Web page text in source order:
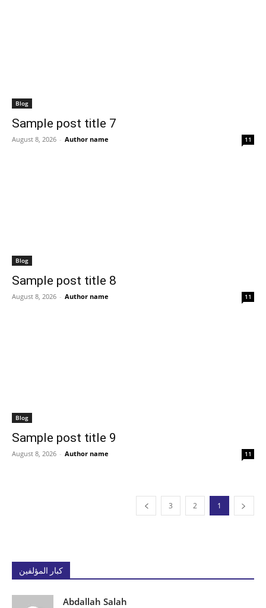
Blog
Sample post title 7
Author name
-
August 8, 2026 11
Blog
Sample post title 8
Author name
-
August 8, 2026 11
Blog
Sample post title 9
Author name
-
August 8, 2026 11
1
2
3
كبار المؤلفين
Abdallah Salah